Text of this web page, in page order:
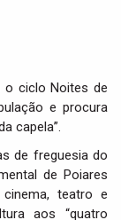
i
n
o ciclo Noites de
e procura
capela”.
de freguesia do
de Poiares
teatro e
aos “quatro